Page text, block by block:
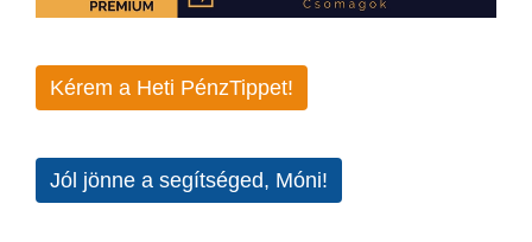
Kérem a Heti PénzTippet!
Jól jönne a segítséged, Móni!